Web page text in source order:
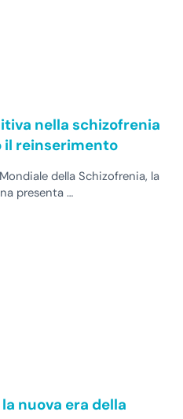
nella schizofrenia
il reinserimento
della Schizofrenia, la
presenta …
nuova era della